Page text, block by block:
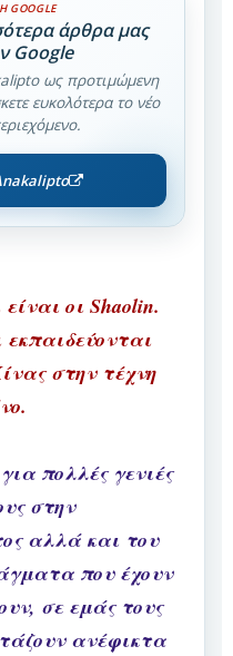
άρθρα μας
Google
ως προτιμώμενη
ευκολότερα το νέο
οι Shaolin.
στην τέχνη
πολλές γενιές
στην
αλλά και του
που έχουν
σε εμάς τους
ανέφικτα